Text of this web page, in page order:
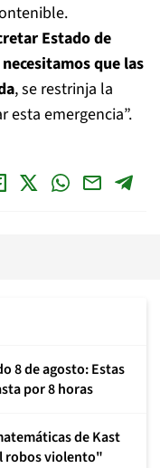
Estado de
que las
, se restrinja la
esta emergencia”.
8 de agosto: Estas
por 8 horas
de Kast
robos violento"